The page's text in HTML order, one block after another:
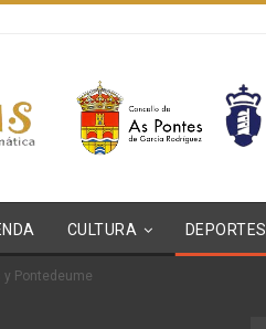
CULTURA DEPORTES
Pontedeume